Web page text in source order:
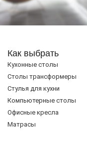
Как выбрать
Кухонные столы
Cтолы трансформеры
Стулья для кухни
Компьютерные столы
Офисные кресла
Матрасы